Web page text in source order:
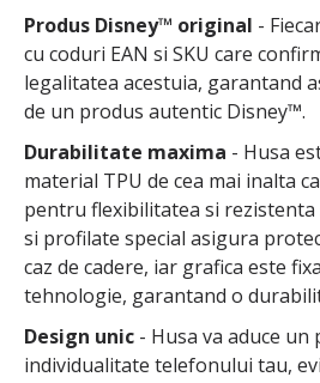
Produs Disney™ original -
cu coduri EAN si SKU care
legalitatea acestuia, garantand
de un produs autentic Disney™.
Durabilitate maxima - Husa
material TPU de cea mai inalta
pentru flexibilitatea si rezistenta
si profilate special asigura
caz de cadere, iar grafica este
tehnologie, garantand o
Design unic - Husa va aduce un
individualitate telefonului tau,